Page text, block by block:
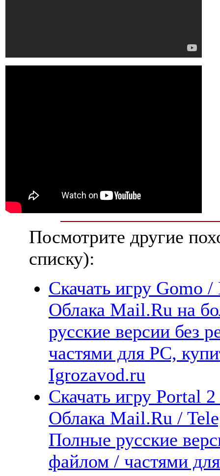
Посмотрите другие
списку):
Скачать игру Gomo
Облака Mail.Ru на
русские версии без
частями для PC,
Igrozavod.ru
Скачать игру Portal
Облака Mail.Ru /
Полные русские
файлом / частями